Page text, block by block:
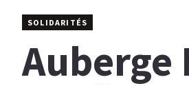
Auberge
SOLIDARITÉS